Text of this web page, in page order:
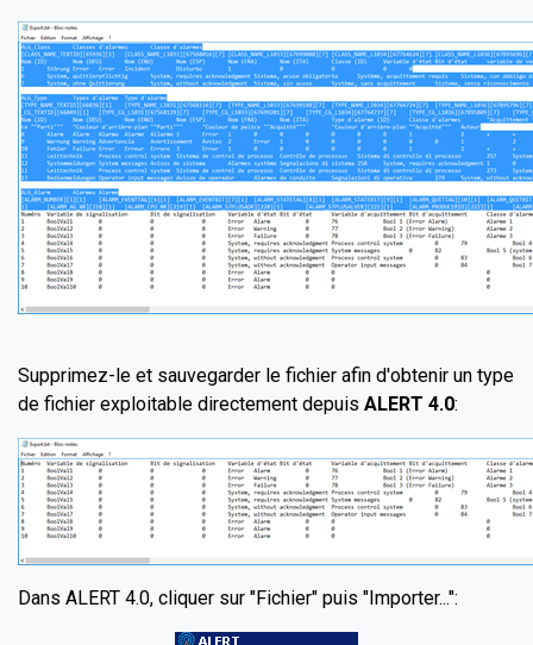
Supprimez-le et sauvegarder le fichier afin d'obtenir un type
de fichier exploitable directement depuis ALERT 4.0:
Dans ALERT 4.0, cliquer sur "Fichier" puis "Importer...":